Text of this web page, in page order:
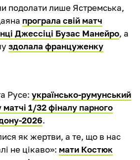
подолати лише Ястремська,
програла свій матч
Джессіці Бузас Манейро, а
здолала француженку
Русе: українсько-румунський
матчі 1/32 фіналу парного
2026.
як жертви, а те, що в нас
не цікаво»: мати Костюк